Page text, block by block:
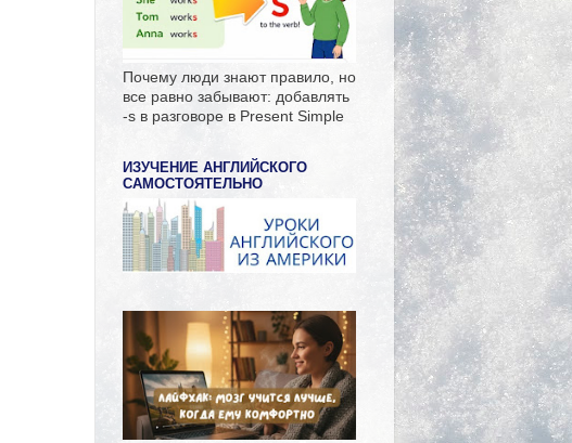
Почему люди знают правило, но
все равно забывают: добавлять
-s в разговоре в Present Simple
ИЗУЧЕНИЕ АНГЛИЙСКОГО
САМОСТОЯТЕЛЬНО